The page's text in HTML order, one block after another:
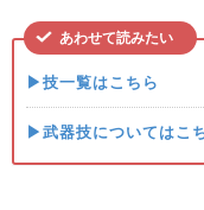
あわせて読みたい
▶技一覧はこちら
▶武器技についてはこ